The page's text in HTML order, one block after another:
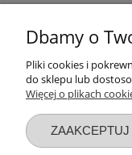
Przydatne
Nowości
Promocje
Wyprawka
Dbamy o
Pliki cookies i
do sklepu lub
Więcej o plikach